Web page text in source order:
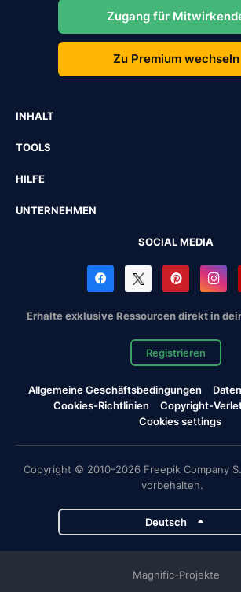
Zugang für
Zu Premium wechseln
INHALT
TOOLS
HILFE
UNTERNEHMEN
SOCIAL MEDIA
Erhalte exklusive Ressourcen direkt in
Registrieren
Allgemeine Geschäftsbedingungen
Cookies-Richtlinien
Copyright-
Cookies settings
Copyright © 2010-2026 Freepik Company
vorbehalten.
Deutsch
Magnific-Projekte